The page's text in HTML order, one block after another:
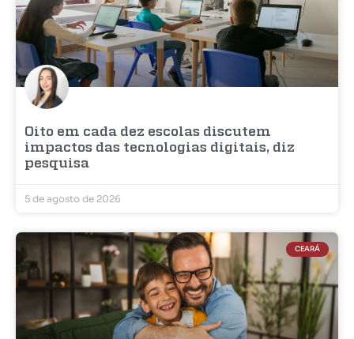
Oito em cada dez escolas discutem
impactos das tecnologias digitais, diz
pesquisa
5 de agosto de 2026
CEARÁ